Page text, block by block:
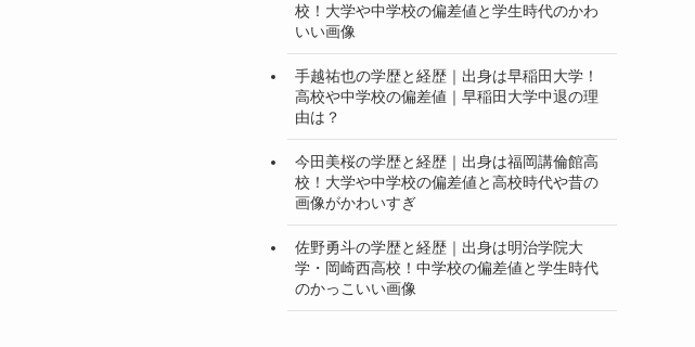
校！大学や中学校の偏差値と学生時代のかわ
いい画像
手越祐也の学歴と経歴｜出身は早稲田大学！
高校や中学校の偏差値｜早稲田大学中退の理
由は？
今田美桜の学歴と経歴｜出身は福岡講倫館高
校！大学や中学校の偏差値と高校時代や昔の
画像がかわいすぎ
佐野勇斗の学歴と経歴｜出身は明治学院大
学・岡崎西高校！中学校の偏差値と学生時代
のかっこいい画像